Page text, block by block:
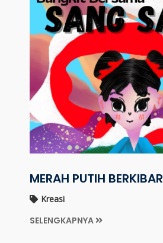
MERAH PUTIH BERKIBAR
Kreasi
SELENGKAPNYA